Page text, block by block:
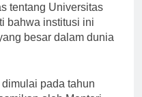
tentang Universitas
bahwa institusi ini
besar dalam dunia
pada tahun